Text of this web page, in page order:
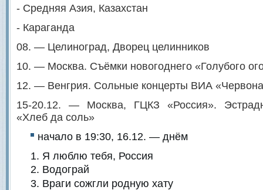
- Средняя Азия, Казахстан
- Караганда
08. — Целиноград, Дворец целинников
10. — Москва. Съёмки новогоднего «Голубого
12. — Венгрия. Сольные концерты ВИА
15-20.12. — Москва, ГЦКЗ «Россия».
«Хлеб да соль»
начало в 19:30, 16.12. — днём
Я люблю тебя, Россия
Водограй
Враги сожгли родную хату